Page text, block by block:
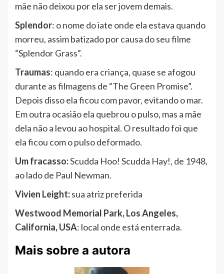
mãe não deixou por ela ser jovem demais.
Splendor: o nome do iate onde ela estava quando
morreu, assim batizado por causa do seu filme
“Splendor Grass”.
Traumas: quando era criança, quase se afogou
durante as filmagens de “The Green Promise”.
Depois disso ela ficou com pavor, evitando o mar.
Em outra ocasião ela quebrou o pulso, mas a mãe
dela não a levou ao hospital. O resultado foi que
ela ficou com o pulso deformado.
Um fracasso:Scudda Hoo! Scudda Hay!, de 1948,
ao lado de Paul Newman.
Vivien Leight:sua atriz preferida
Westwood Memorial Park, Los Angeles,
California, USA: local onde está enterrada.
Mais sobre a autora